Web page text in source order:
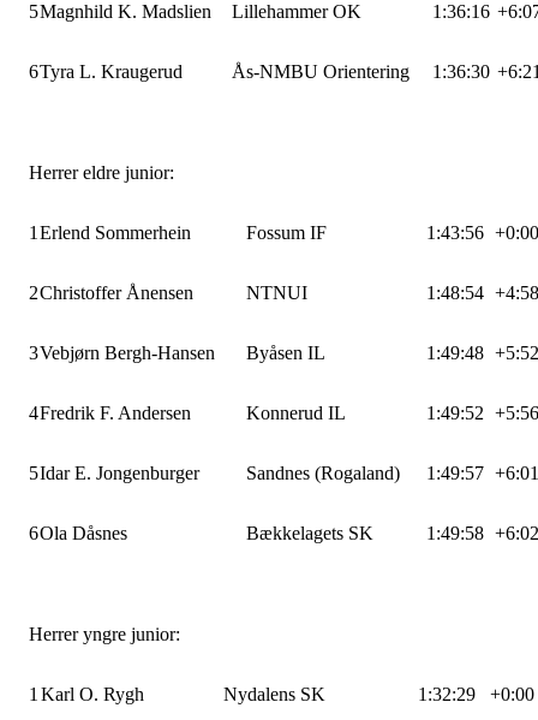
5Magnhild K. Madslien Lillehammer OK 1:36:16
6Tyra L. Kraugerud Ås-NMBU Orientering 1:36:30
Herrer eldre junior:
1 Erlend Sommerhein Fossum IF 1:43:56 +0:00
2Christoffer Ånensen NTNUI 1:48:54 +4:58
3Vebjørn Bergh-Hansen Byåsen IL 1:49:48 +5:52
4Fredrik F. Andersen Konnerud IL 1:49:52 +5:56
5Idar E. Jongenburger Sandnes (Rogaland) 1:49:57 +6:01
6Ola Dåsnes Bækkelagets SK 1:49:58 +6:02
Herrer yngre junior:
1 Karl O. Rygh Nydalens SK 1:32:29 +0:00